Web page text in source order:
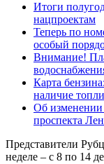
Итоги
нацпроектам
Теперь по
особый
Внимание!
Карта
наличие
Об изменении
проспекта
Представители
неделе – с 8 по 14